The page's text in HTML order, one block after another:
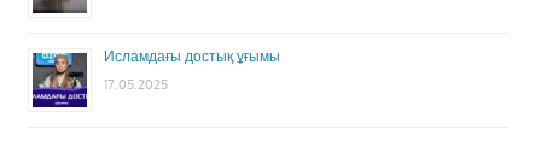
Исламдағы достық ұғымы
17.05.2025